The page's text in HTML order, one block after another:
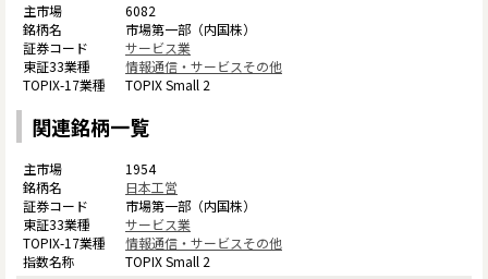
6082
市場第一部（内国株）
サービス業
情報通信・サービスその他
TOPIX Small 2
関連銘柄一覧
1954
日本工営
市場第一部（内国株）
サービス業
情報通信・サービスその他
TOPIX Small 2